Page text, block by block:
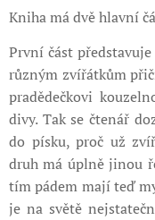
Kniha má dvě hlavní
První část
různým zvířátkům
pradědečkovi
divy. Tak se čtenář
do písku, proč už
druh má úplně jinou
tím pádem mají teď
je na světě